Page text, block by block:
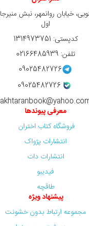
اول
کدپستی: 1314973751
تلفن: 02166485939
09025482726
09025482726
معرفی پیوندها
فروشگاه کتاب اختران
انتشارات پژواک
انتشارات دات
فیدیبو
طاقچه
پیشنهاد ویژه
مجموعه ارتباط بدون خشونت